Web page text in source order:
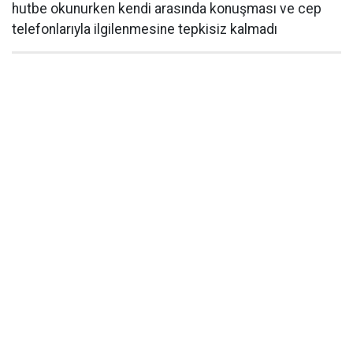
hutbe okunurken kendi arasında konuşması ve cep
telefonlarıyla ilgilenmesine tepkisiz kalmadı